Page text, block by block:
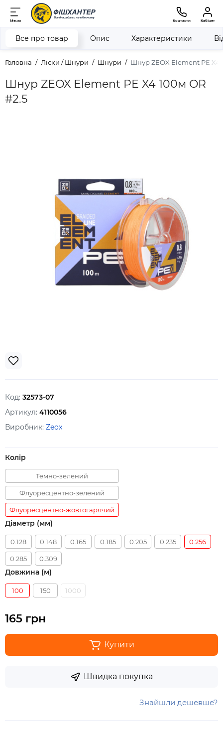
Меню Контакти Кабінет
Головна Ліски / Шнури Шнури Шнур ZEOX Element PE X4
Шнур ZEOX Element PE X4 100м OR
#2.5
Все про товар Опис Характеристики
Код: 32573-07
Артикул: 4110056
Виробник: Zeox
Колір
Темно-зелений
Флуоресцентно-зелений
Флуоресцентно-жовтогарячий
Діаметр (мм)
0.128 0.148 0.165 0.185 0.205 0.235 0.256
0.285 0.309
Довжина (м)
100 150 1000
165 грн
Купити
Швидка покупка
Знайшли дешевше?